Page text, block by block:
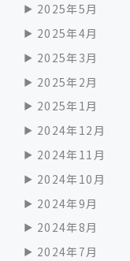
2025年5月
2025年4月
2025年3月
2025年2月
2025年1月
2024年12月
2024年11月
2024年10月
2024年9月
2024年8月
2024年7月